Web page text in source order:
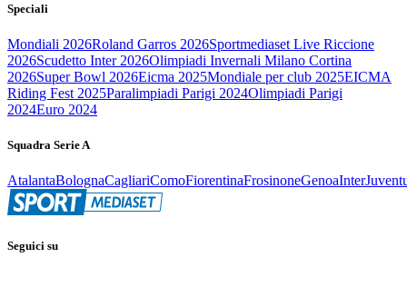
Speciali
Mondiali 2026Roland Garros 2026Sportmediaset Live Riccione
2026Scudetto Inter 2026Olimpiadi Invernali Milano Cortina
2026Super Bowl 2026Eicma 2025Mondiale per club 2025EICMA
Riding Fest 2025Paralimpiadi Parigi 2024Olimpiadi Parigi
2024Euro 2024
Squadra Serie A
AtalantaBolognaCagliariComoFiorentinaFrosinoneGenoaInter
Seguici su